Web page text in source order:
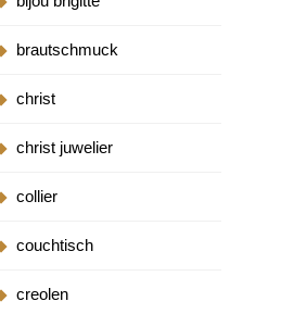
brautschmuck
christ
christ juwelier
collier
couchtisch
creolen